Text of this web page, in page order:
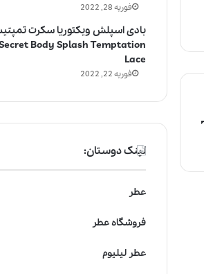
فوریه 28, 2022
بادی اسپلش ویکتوریا سکرت
Body Splash Temptation
Lace
فوریه 22, 2022
لینک دوستان:
عطر
فروشگاه عطر
عطر لیلیوم